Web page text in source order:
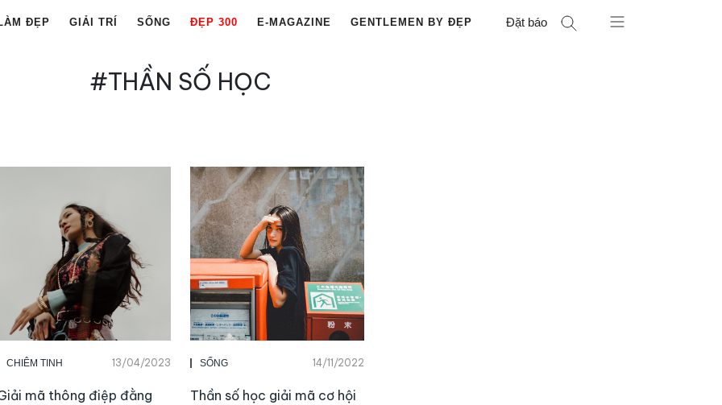
ĐẸP GIẢI TRÍ SỐNG ĐẸP 300 E-MAGAZINE GENTLEMEN BY ĐẸP Đặt báo
#THẦN SỐ HỌC
CHIÊM TINH 13/04/2023
mã thông điệp đằng
SỐNG 14/11/2022
Thần số học giải mã cơ hội